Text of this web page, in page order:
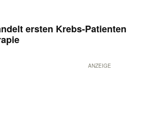
ersten Krebs-Patienten
ANZEIGE